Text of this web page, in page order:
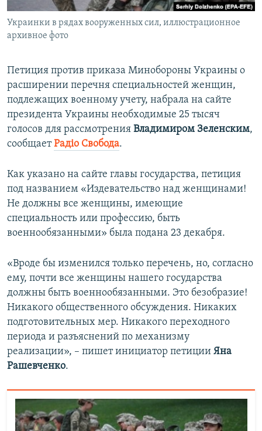
УКРАИНСКАЯ ПРОБЛЕМА КРЫМА
Все сайты RFE/RL
Украинки в рядах вооруженных сил, иллюстрационное
архивное фото
Петиция против приказа Минобороны Украины о
расширении перечня специальностей женщин,
подлежащих военному учету, набрала на сайте
президента Украины необходимые 25 тысяч
голосов для рассмотрения Владимиром Зеленским,
сообщаетРадіо Свобода.
Как указано на сайте главы государства, петиция
под названием «Издевательство над женщинами!
Не должны все женщины, имеющие
специальность или профессию, быть
военнообязанными» была подана 23 декабря.
«Вроде бы изменился только перечень, но, согласно
ему, почти все женщины нашего государства
должны быть военнообязанными. Это безобразие!
Никакого общественного обсуждения. Никаких
подготовительных мер. Никакого переходного
периода и разъяснений по механизму
реализации», – пишет инициатор петиции Яна
Рашевченко.